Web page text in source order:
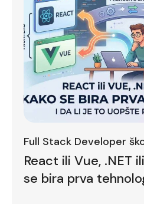
Full Stack Developer
React ili Vue, .NET
se bira prva